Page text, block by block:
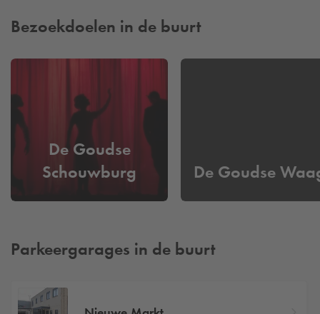
Bezoekdoelen in de buurt
De Goudse
Schouwburg
De Goudse
Parkeergarages in de buurt